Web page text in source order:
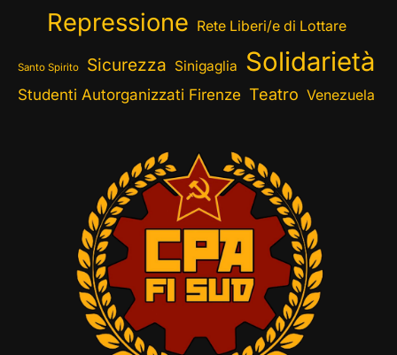
Repressione Rete Liberi/e di Lottare
Santo Spirito Sicurezza Sinigaglia Solidarietà
Studenti Autorganizzati Firenze Teatro Venezuela